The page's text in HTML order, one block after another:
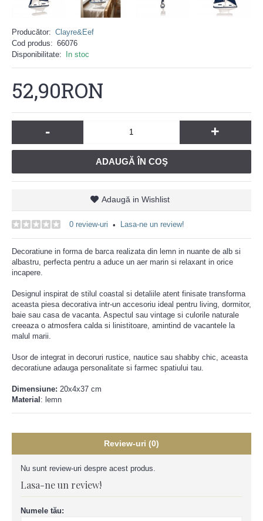
Producător: Clayre&Eef
Cod produs: 66076
Disponibilitate:
In stoc
52,90RON
- +
ADAUGĂ ÎN COŞ
Adaugă in Wishlist
0 review-uri • Lasa-ne un review!
Decoratiune in forma de barca realizata din lemn in nuante de alb si
albastru, perfecta pentru a aduce un aer marin si relaxant in orice
incapere.
Designul inspirat de stilul coastal si detaliile atent finisate transforma
aceasta piesa decorativa intr-un accesoriu ideal pentru living, dormitor,
baie sau casa de vacanta. Aspectul sau vintage si culorile naturale
creeaza o atmosfera calda si linistitoare, amintind de vacantele la
malul marii.
Usor de integrat in decoruri rustice, nautice sau shabby chic, aceasta
decoratiune adauga personalitate si farmec spatiului tau.
Dimensiune: 20x4x37 cm
Material : lemn
Review-uri (0)
Nu sunt review-uri despre acest produs.
Lasa-ne un review!
Numele tău: